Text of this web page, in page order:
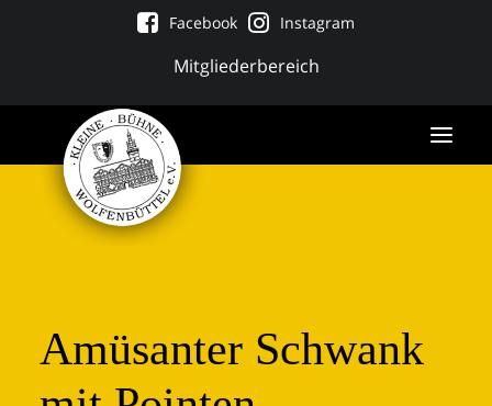
Mitgliederbereich
Facebook Instagram
Amüsanter Schwank